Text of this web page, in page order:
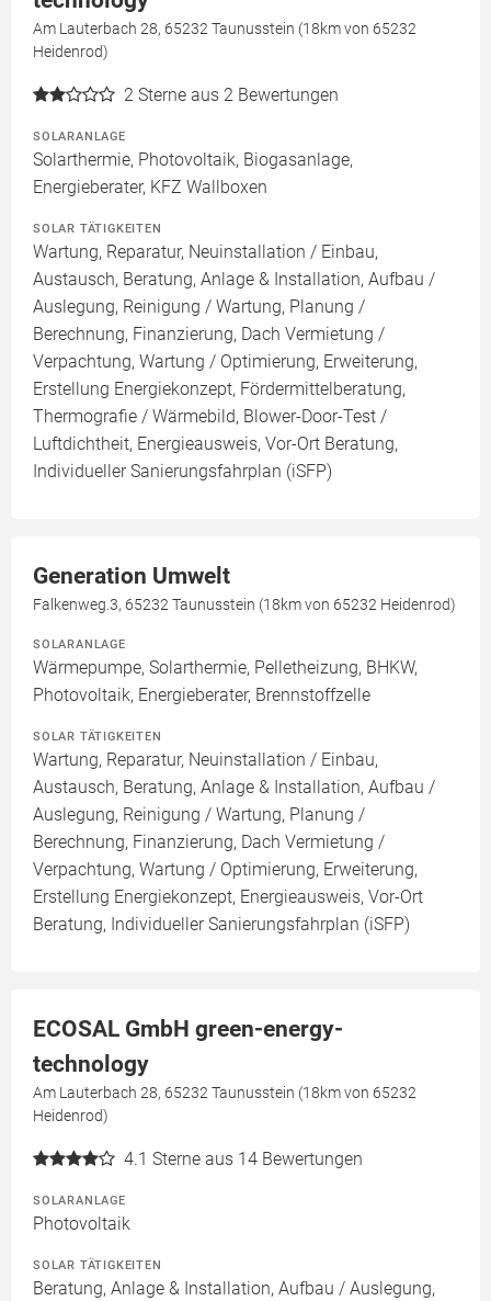
Am Lauterbach 28, 65232 Taunusstein (18km von 65232
Heidenrod)
2 Sterne aus 2 Bewertungen
SOLARANLAGE
Solarthermie, Photovoltaik, Biogasanlage,
Energieberater, KFZ Wallboxen
SOLAR TÄTIGKEITEN
Wartung, Reparatur, Neuinstallation / Einbau,
Austausch, Beratung, Anlage & Installation, Aufbau /
Auslegung, Reinigung / Wartung, Planung /
Berechnung, Finanzierung, Dach Vermietung /
Verpachtung, Wartung / Optimierung, Erweiterung,
Erstellung Energiekonzept, Fördermittelberatung,
Thermografie / Wärmebild, Blower-Door-Test /
Luftdichtheit, Energieausweis, Vor-Ort Beratung,
Individueller Sanierungsfahrplan (iSFP)
Generation Umwelt
Falkenweg.3, 65232 Taunusstein (18km von 65232 Heidenrod)
SOLARANLAGE
Wärmepumpe, Solarthermie, Pelletheizung, BHKW,
Photovoltaik, Energieberater, Brennstoffzelle
SOLAR TÄTIGKEITEN
Wartung, Reparatur, Neuinstallation / Einbau,
Austausch, Beratung, Anlage & Installation, Aufbau /
Auslegung, Reinigung / Wartung, Planung /
Berechnung, Finanzierung, Dach Vermietung /
Verpachtung, Wartung / Optimierung, Erweiterung,
Erstellung Energiekonzept, Energieausweis, Vor-Ort
Beratung, Individueller Sanierungsfahrplan (iSFP)
ECOSAL GmbH green-energy-
technology
Am Lauterbach 28, 65232 Taunusstein (18km von 65232
Heidenrod)
4.1 Sterne aus 14 Bewertungen
SOLARANLAGE
Photovoltaik
SOLAR TÄTIGKEITEN
Beratung, Anlage & Installation, Aufbau / Auslegung,